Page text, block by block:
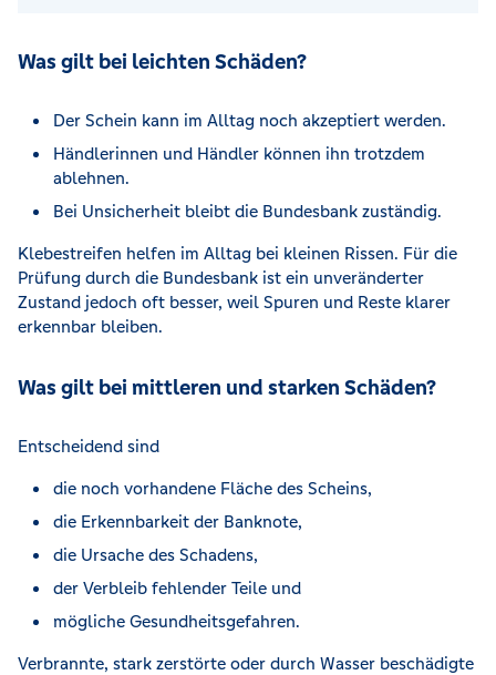
Was gilt bei leichten Schäden?
Der Schein kann im Alltag noch akzeptiert werden.
Händlerinnen und Händler können ihn trotzdem
ablehnen.
Bei Unsicherheit bleibt die Bundesbank zuständig.
Klebestreifen helfen im Alltag bei kleinen Rissen. Für die
Prüfung durch die Bundesbank ist ein unveränderter
Zustand jedoch oft besser, weil Spuren und Reste klarer
erkennbar bleiben.
Was gilt bei mittleren und starken Schäden?
Entscheidend sind
die noch vorhandene Fläche des Scheins,
die Erkennbarkeit der Banknote,
die Ursache des Schadens,
der Verbleib fehlender Teile und
mögliche Gesundheitsgefahren.
Verbrannte, stark zerstörte oder durch Wasser beschädigte